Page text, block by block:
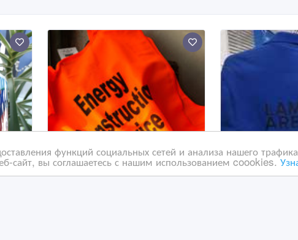
функций социальных сетей и анализа нашего
сайт, вы соглашаетесь с нашим использованием coookies.